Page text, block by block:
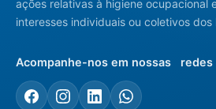
ações relativas à higiene ocupacional
interesses individuais ou coletivos dos
Acompanhe-nos em nossas redes